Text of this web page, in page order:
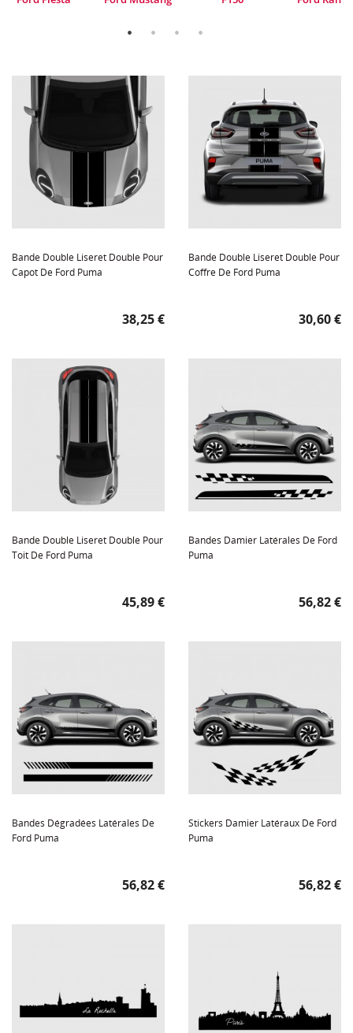
Bande Double Liseret Double Pour
Capot De Ford Puma
Prix
38,25 €
Bande Double Liseret Double Pour
Coffre De Ford Puma
Prix
30,60 €
Bande Double Liseret Double Pour
Toit De Ford Puma
Prix
45,89 €
Bandes Damier Latérales De Ford
Puma
Prix
56,82 €
Bandes Dégradées Latérales De
Ford Puma
Prix
56,82 €
Stickers Damier Latéraux De Ford
Puma
Prix
56,82 €